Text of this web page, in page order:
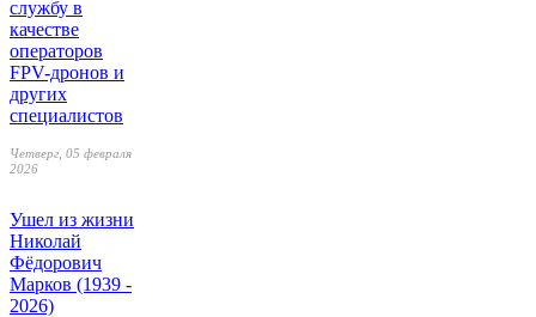
службу в
качестве
операторов
FPV-дронов и
других
специалистов
Четверг, 05 февраля
2026
Ушел из жизни
Николай
Фёдорович
Марков (1939 -
2026)